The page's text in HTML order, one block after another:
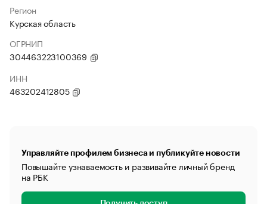
Регион
Курская область
ОГРНИП
304463223100369
ИНН
463202412805
Управляйте профилем бизнеса и публикуйте новости
Повышайте узнаваемость и развивайте личный бренд
на РБК